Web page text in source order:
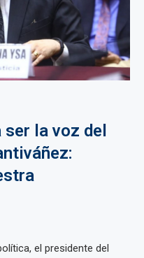
la voz del
el presidente del